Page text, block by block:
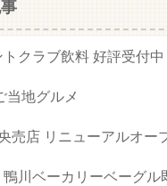
トクラブ飲料 好評受付中
当地グルメ
売店 リニューアルオー
鴨川ベーカリーベーグル